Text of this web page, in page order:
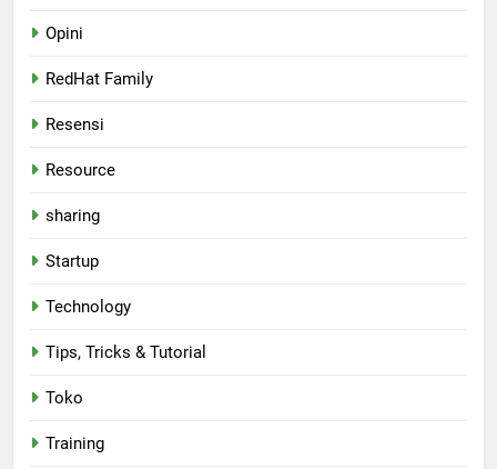
Opini
RedHat Family
Resensi
Resource
sharing
Startup
Technology
Tips, Tricks & Tutorial
Toko
Training